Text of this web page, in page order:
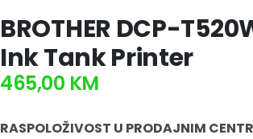
BROTHER DCP-
Ink Tank Printer
465,00 KM
RASPOLOŽIVOST U PRODAJNIM